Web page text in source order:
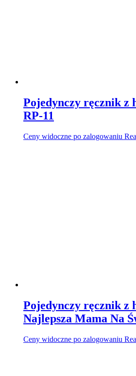
Pojedynczy ręcznik z
RP-11
Ceny widoczne po zalogowaniu
Pojedynczy ręcznik z
Najlepsza Mama Na
Ceny widoczne po zalogowaniu